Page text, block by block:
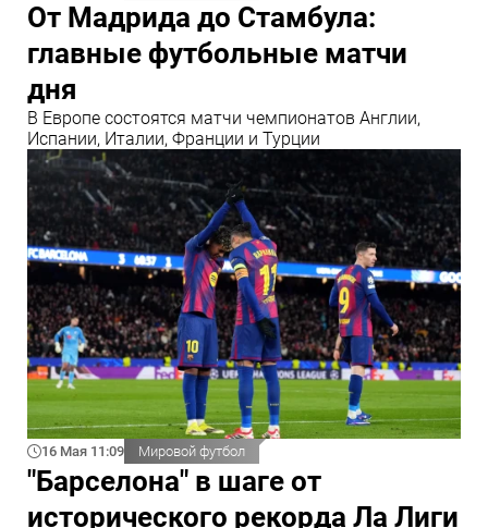
От Мадрида до Стамбула:
главные футбольные матчи
дня
В Европе состоятся матчи чемпионатов Англии,
Испании, Италии, Франции и Турции
16 Мая 11:09 Мировой футбол
"Барселона" в шаге от
исторического рекорда Ла Лиги